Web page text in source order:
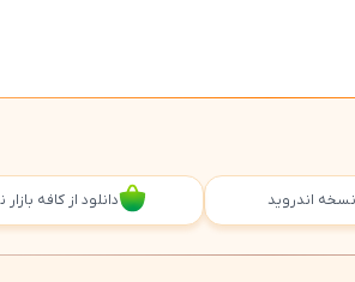
اندروید دانلود از کافه